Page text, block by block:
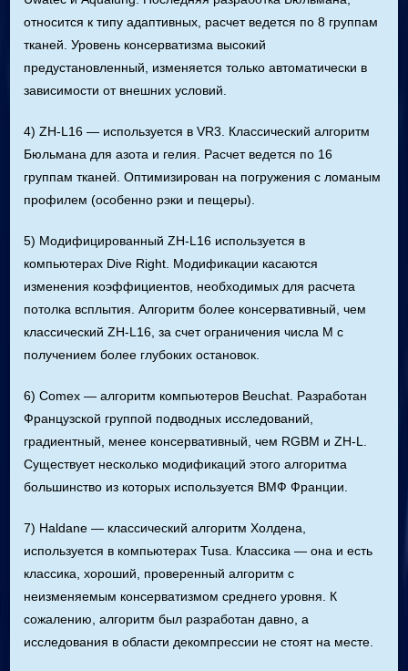
относится к типу адаптивных, расчет ведется по 8 группам
тканей. Уровень консерватизма высокий
предустановленный, изменяется только автоматически в
зависимости от внешних условий.
4) ZH-L16 — используется в VR3. Классический алгоритм
Бюльмана для азота и гелия. Расчет ведется по 16
группам тканей. Оптимизирован на погружения с ломаным
профилем (особенно рэки и пещеры).
5) Модифицированный ZH-L16 используется в
компьютерах Dive Right. Модификации касаются
изменения коэффициентов, необходимых для расчета
потолка всплытия. Алгоритм более консервативный, чем
классический ZH-L16, за счет ограничения числа М с
получением более глубоких остановок.
6) Comex — алгоритм компьютеров Beuchat. Разработан
Французской группой подводных исследований,
градиентный, менее консервативный, чем RGBM и ZH-L.
Существует несколько модификаций этого алгоритма
большинство из которых используется ВМФ Франции.
7) Haldane — классический алгоритм Холдена,
используется в компьютерах Tusa. Классика — она и есть
классика, хороший, проверенный алгоритм с
неизменяемым консерватизмом среднего уровня. К
сожалению, алгоритм был разработан давно, а
исследования в области декомпрессии не стоят на месте.